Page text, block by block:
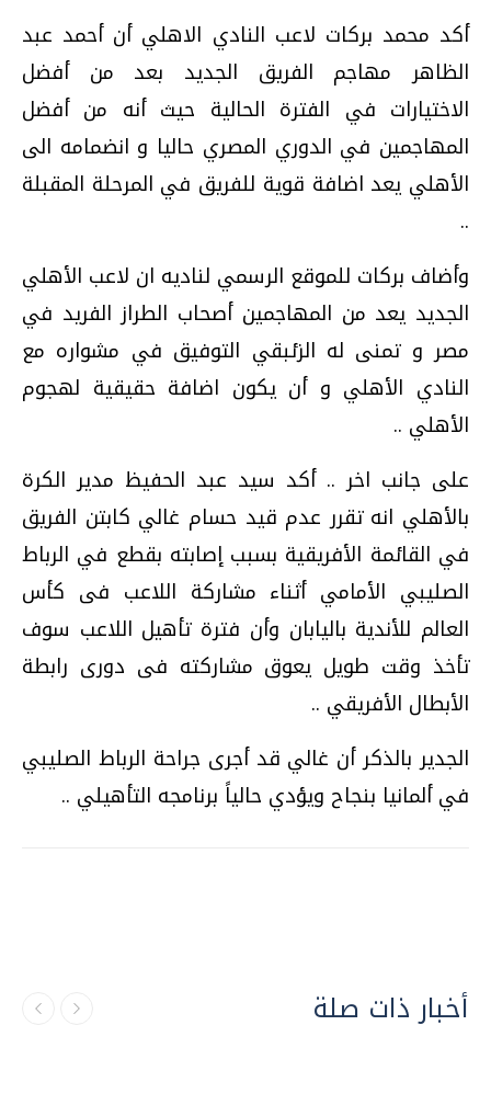
أكد محمد بركات لاعب النادي الاهلي أن أحمد عبد
الظاهر مهاجم الفريق الجديد بعد من أفضل
الاختيارات في الفترة الحالية حيث أنه من أفضل
المهاجمين في الدوري المصري حاليا و انضمامه الى
الأهلي يعد اضافة قوية للفريق في المرحلة المقبلة
..
وأضاف بركات للموقع الرسمي لناديه ان لاعب الأهلي
الجديد يعد من المهاجمين أصحاب الطراز الفريد في
مصر و تمنى له الزئبقي التوفيق في مشواره مع
النادي الأهلي و أن يكون اضافة حقيقية لهجوم
الأهلي ..
على جانب اخر .. أكد سيد عبد الحفيظ مدير الكرة
بالأهلي انه تقرر عدم قيد حسام غالي كابتن الفريق
في القائمة الأفريقية بسبب إصابته بقطع في الرباط
الصليبي الأمامي أثناء مشاركة اللاعب فى كأس
العالم للأندية باليابان وأن فترة تأهيل اللاعب سوف
تأخذ وقت طويل يعوق مشاركته فى دورى رابطة
الأبطال الأفريقي ..
الجدير بالذكر أن غالي قد أجرى جراحة الرباط الصليبي
في ألمانيا بنجاح ويؤدي حالياً برنامجه التأهيلي ..
أخبار ذات صلة